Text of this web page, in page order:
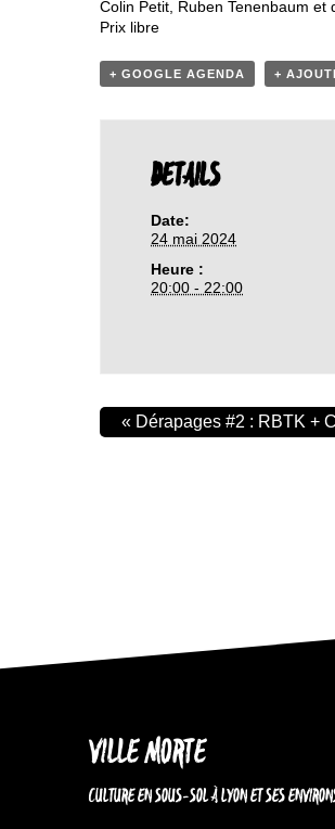
Colin Petit, Ruben Tenenbaum et
Prix libre
+ GOOGLE AGENDA +
DETAILS
Date:
24 mai 2024
Heure :
20:00 - 22:00
« Dérapages #2 : RBTK +
VILLE MORTE
CULTURE EN SOUS-SOL À LYON ET SES